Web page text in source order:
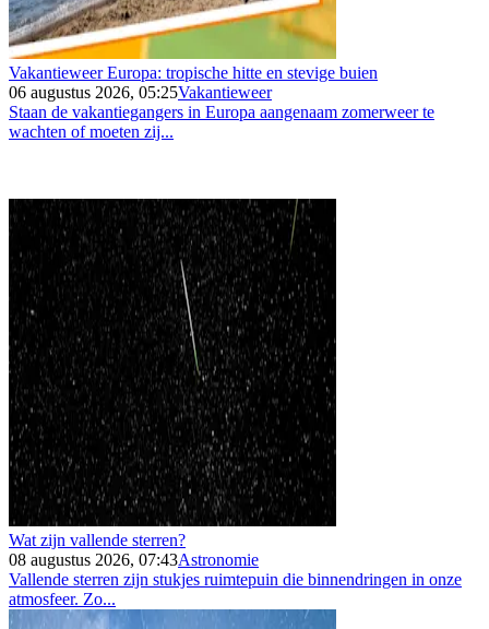
Vakantieweer Europa: tropische hitte en stevige buien
06 augustus 2026, 05:25Vakantieweer
Staan de vakantiegangers in Europa aangenaam zomerweer te
wachten of moeten zij...
Wat zijn vallende sterren?
08 augustus 2026, 07:43Astronomie
Vallende sterren zijn stukjes ruimtepuin die binnendringen in onze
atmosfeer. Zo...